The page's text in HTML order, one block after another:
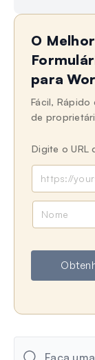
Ainda com
Última
O
para
Fácil, Rápido
de
Digite o URL
e